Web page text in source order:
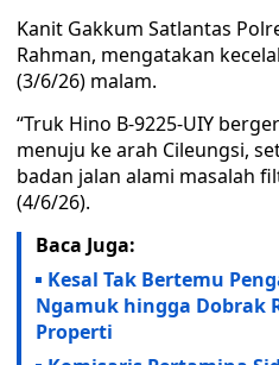
Kanit Gakkum Satlantas
Rahman, mengatakan
(3/6/26) malam.
“Truk Hino B-9225-UIY
menuju ke arah Cileungsi,
badan jalan alami masalah
(4/6/26).
Baca Juga:
Kesal Tak Bertemu
Ngamuk hingga Dobrak
Properti